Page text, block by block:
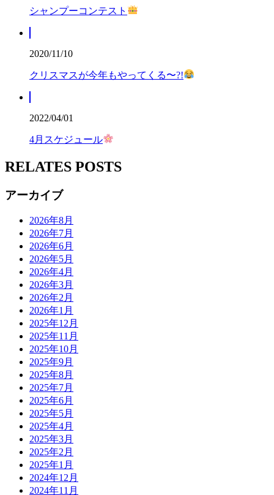
シャンプーコンテスト
2020/11/10
クリスマスが今年もやってくる〜?!
2022/04/01
4月スケジュール
RELATES POSTS
アーカイブ
2026年8月
2026年7月
2026年6月
2026年5月
2026年4月
2026年3月
2026年2月
2026年1月
2025年12月
2025年11月
2025年10月
2025年9月
2025年8月
2025年7月
2025年6月
2025年5月
2025年4月
2025年3月
2025年2月
2025年1月
2024年12月
2024年11月